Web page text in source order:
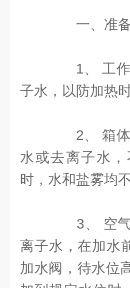
一、准备
1、 工作
子水，以防加热
2、 箱体
水或去离子水
时，水和盐雾均
3、 空气
离子水，在加水
加水阀，待水位